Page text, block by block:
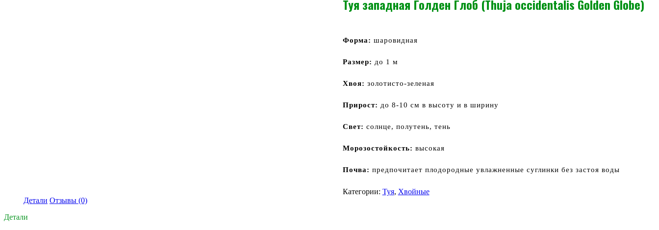
Туя западная Голден Глоб (Thuja occidentalis Golden Globe)
Форма: шаровидная
Размер: до 1 м
Хвоя: золотисто-зеленая
Прирост: до 8-10 см в высоту и в ширину
Свет: солнце, полутень, тень
Морозостойкость: высокая
Почва: предпочитает плодородные увлажненные суглинки без застоя воды
Категории: Туя, Хвойные
Детали Отзывы (0)
Детали